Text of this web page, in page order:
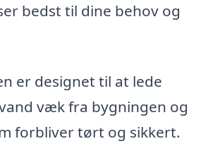
bedst til dine behov og
er designet til at lede
væk fra bygningen og
forbliver tørt og sikkert.